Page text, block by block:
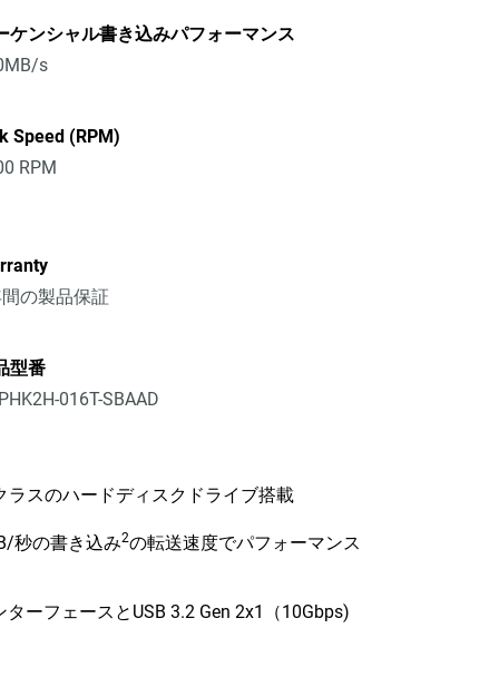
ケンシャル書き込みパフォーマンス
s
Speed (RPM)
RPM
の製品保証
型番
016T-SBAAD
スのハードディスクドライブ搭載
秒の書き込み2の転送速度でパフォーマンス
ーフェースとUSB 3.2 Gen 2x1（10Gbps)